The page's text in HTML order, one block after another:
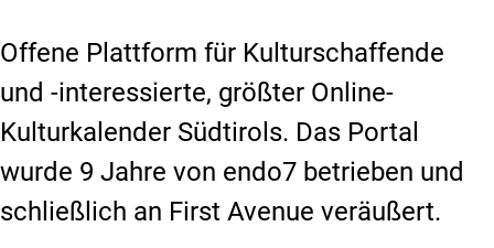
Offene Plattform für Kulturschaffende
und -interessierte, größter Online-
Kulturkalender Südtirols. Das Portal
wurde 9 Jahre von endo7 betrieben und
schließlich an First Avenue veräußert.